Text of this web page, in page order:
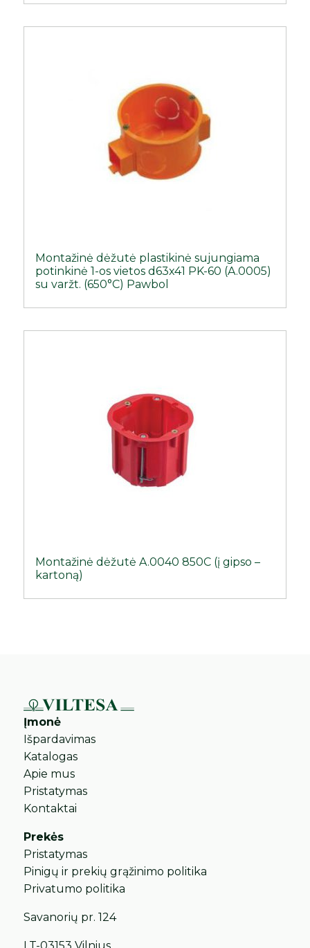
Montažinė dėžutė plastikinė sujungiama
potinkinė 1-os vietos d63x41 PK-60 (A.0005)
su varžt. (650°C) Pawbol
Montažinė dėžutė A.0040 850C (į gipso –
kartoną)
Įmonė
Išpardavimas
Katalogas
Apie mus
Pristatymas
Kontaktai
Prekės
Pristatymas
Pinigų ir prekių grąžinimo politika
Privatumo politika
Savanorių pr. 124